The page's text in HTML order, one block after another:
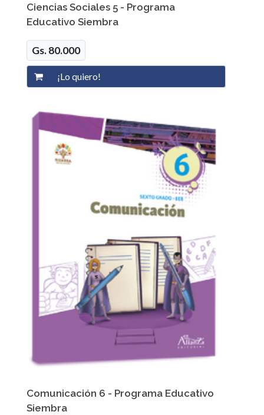
Ciencias Sociales 5 - Programa
Educativo Siembra
Gs. 80.000
Comunicación 6 - Programa Educativo
Siembra